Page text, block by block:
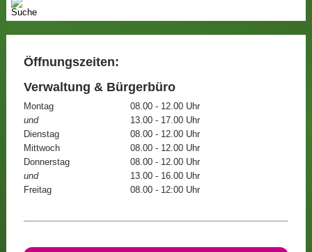
Öffnungszeiten:
Verwaltung & Bürgerbüro
Montag
08.00 - 12.00 Uhr
und
13.00 - 17.00 Uhr
Dienstag
08.00 - 12.00 Uhr
Mittwoch
08.00 - 12.00 Uhr
Donnerstag
08.00 - 12.00 Uhr
und
13.00 - 16.00 Uhr
Freitag
08.00 - 12:00 Uhr